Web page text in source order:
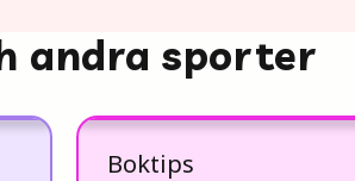
andra sporter
Boktips